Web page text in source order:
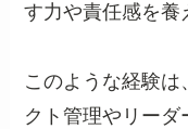
す力や責任感を養
このような経験
クト管理やリーダ